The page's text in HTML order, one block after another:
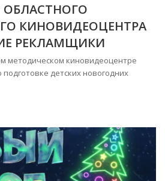
КИНОВИДЕОЦЕНТРА
РЕКЛАМЩИКИ
методическом киновидеоцентре
детских новогодних